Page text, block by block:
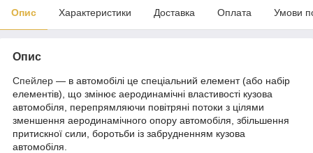
Опис Характеристики Доставка Оплата Умови
Опис
Спейлер — в автомобілі це спеціальний елемент (або набір
елементів), що змінює аеродинамічні властивості кузова
автомобіля, перепрямляючи повітряні потоки з цілями
зменшення аеродинамічного опору автомобіля, збільшення
притискної сили, боротьби із забрудненням кузова
автомобіля.